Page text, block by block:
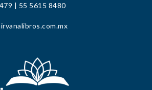
| 55 5615 8480